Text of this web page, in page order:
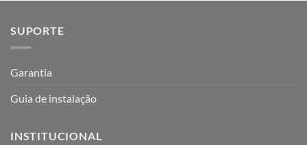
SUPORTE
Garantia
Guia de instalação
INSTITUCIONAL